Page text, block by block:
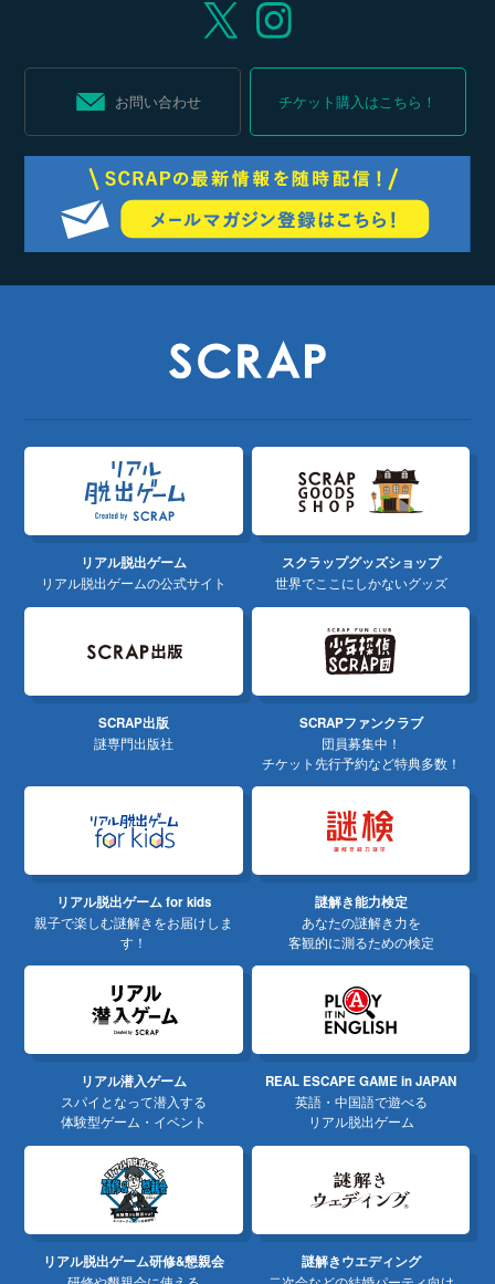
お問い合わせ チケット購入はこちら！
リアル脱出ゲーム
リアル脱出ゲームの公式サイト
スクラップグッズショップ
世界でここにしかないグッズ
SCRAP出版
謎専門出版社
SCRAPファンクラブ
団員募集中！
チケット先行予約など特典多数！
リアル脱出ゲーム for kids
親子で楽しむ謎解きをお届けしま
す！
謎解き能力検定
あなたの謎解き力を
客観的に測るための検定
リアル潜入ゲーム
スパイとなって潜入する
体験型ゲーム・イベント
REAL ESCAPE GAME in JAPAN
英語・中国語で遊べる
リアル脱出ゲーム
リアル脱出ゲーム研修&懇親会 謎解きウエディング